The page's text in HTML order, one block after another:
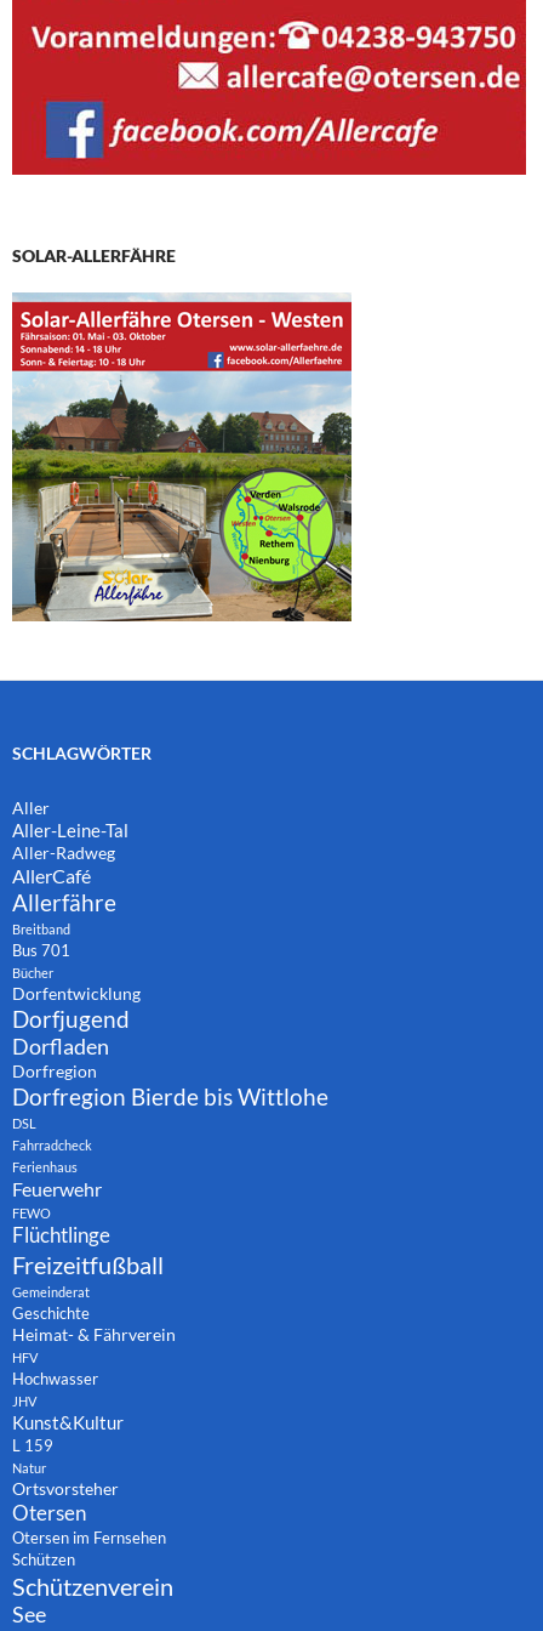
SOLAR-ALLERFÄHRE
SCHLAGWÖRTER
Aller
Aller-Leine-Tal
Aller-Radweg
AllerCafé
Allerfähre
Breitband
Bus 701
Bücher
Dorfentwicklung
Dorfjugend
Dorfladen
Dorfregion
Dorfregion Bierde bis Wittlohe
DSL
Fahrradcheck
Ferienhaus
Feuerwehr
FEWO
Flüchtlinge
Freizeitfußball
Gemeinderat
Geschichte
Heimat- & Fährverein
HFV
Hochwasser
JHV
Kunst&Kultur
L 159
Natur
Ortsvorsteher
Otersen
Otersen im Fernsehen
Schützen
Schützenverein
See